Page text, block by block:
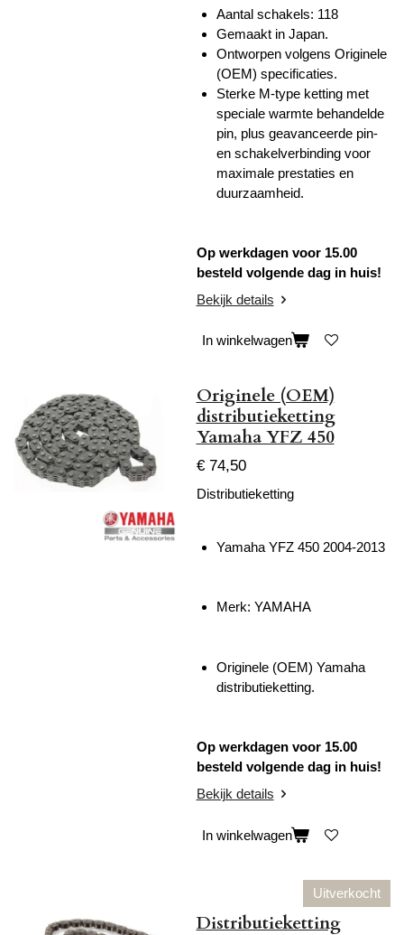
Aantal schakels: 118
Gemaakt in Japan.
Ontworpen volgens Originele
(OEM) specificaties.
Sterke M-type ketting met
speciale warmte behandelde
pin, plus geavanceerde pin-
en schakelverbinding voor
maximale prestaties en
duurzaamheid.
Op werkdagen voor 15.00
besteld volgende dag in huis!
Bekijk details
In winkelwagen
Originele (OEM)
distributieketting
Yamaha YFZ 450
€ 74,50
Distributieketting
Yamaha YFZ 450 2004-2013
Merk: YAMAHA
Originele (OEM) Yamaha
distributieketting.
Op werkdagen voor 15.00
besteld volgende dag in huis!
Bekijk details
In winkelwagen
Uitverkocht
Distributieketting